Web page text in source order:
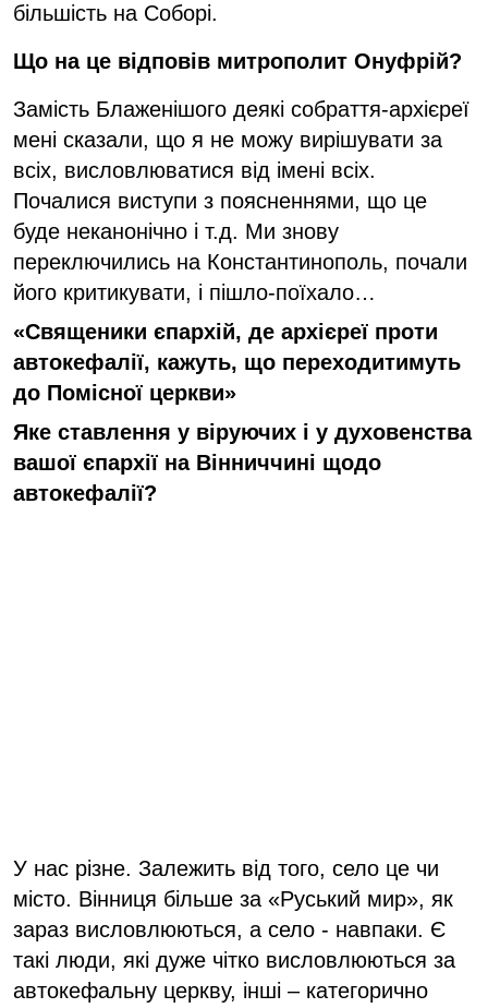
більшість на Соборі.
Що на це відповів митрополит Онуфрій?
Замість Блаженішого деякі собраття-архієреї
мені сказали, що я не можу вирішувати за
всіх, висловлюватися від імені всіх.
Почалися виступи з поясненнями, що це
буде неканонічно і т.д. Ми знову
переключились на Константинополь, почали
його критикувати, і пішло-поїхало…
«Священики єпархій, де архієреї проти
автокефалії, кажуть, що переходитимуть
до Помісної церкви»
Яке ставлення у віруючих і у духовенства
вашої єпархії на Вінниччині щодо
автокефалії?
У нас різне. Залежить від того, село це чи
місто. Вінниця більше за «Руський мир», як
зараз висловлюються, а село - навпаки. Є
такі люди, які дуже чітко висловлюються за
автокефальну церкву, інші – категорично